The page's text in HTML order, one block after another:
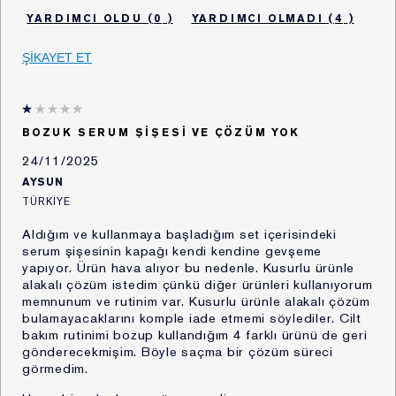
(Organic Brown Sugar), Propylene Glycol Dicaprate,
Ascorbate, Acrylates/C10-30 Alkyl Acrylate
Crosspolymer, Peg-20 Methyl Glucose
Polyethylene, Hydroxyac -- ILN Text Too Long. Please
Get ILN Text From Rds Or Pds Application.
<ILN47580, 50654, 52528>
Lütfen içerik listelerinin zaman zaman değişebileceğini
veya farklılık gösterebileceğini unutmayın. En güncel
içerik listesi için lütfen aldığınız ürün paketine bakın.
0 4
ŞİKAYET ET
BOZUK SERUM ŞIŞESI VE ÇÖZÜM YOK
24/11/2025
AYSUN
TÜRKIYE
Aldığım ve kullanmaya başladığım set içerisindeki
serum şişesinin kapağı kendi kendine gevşeme
yapıyor. Ürün hava alıyor bu nedenle. Kusurlu ürünle
alakalı çözüm istedim çünkü diğer ürünleri kullanıyorum
memnunum ve rutinim var. Kusurlu ürünle alakalı çözüm
bulamayacaklarını komple iade etmemi söylediler. Cilt
bakım rutinimi bozup kullandığım 4 farklı ürünü de geri
gönderecekmişim. Böyle saçma bir çözüm süreci
görmedim.
iv. Bir sözleşmenin kurulması veya ifasıyla ilgili olarak
v. Hukuki yükümlülüklerimizin yerine getirebilmesi için
vi. İlgili kişinin kendisi tarafından alenileştirilmiş olması,
vii. Bir hakkın tesisi, kullanılması veya korunması için
viii. Sizlerin temel hak ve özgürlüklerine zarar vermemek
kaydıyla, meşru menfaatlerimiz için zorunlu olması.
3. Toplanan Kişisel Verileriniz
Sizlerden topladığımız Kişisel Veriler aşağıda Bölüm
4'te belirttiğimiz işleme amaçlarıyla orantılı olarak
işlediğimiz verilerinizdir.
4. Kişisel Verilerin Hangi Amaçla
İşleneceği